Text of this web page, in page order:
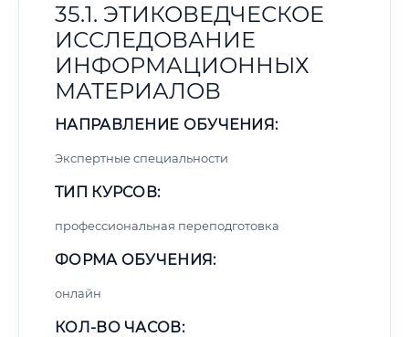
35.1. ЭТИКОВЕДЧЕСКОЕ
ИССЛЕДОВАНИЕ
ИНФОРМАЦИОННЫХ
МАТЕРИАЛОВ
НАПРАВЛЕНИЕ ОБУЧЕНИЯ:
Экспертные специальности
ТИП КУРСОВ:
профессиональная переподготовка
ФОРМА ОБУЧЕНИЯ:
онлайн
КОЛ-ВО ЧАСОВ: